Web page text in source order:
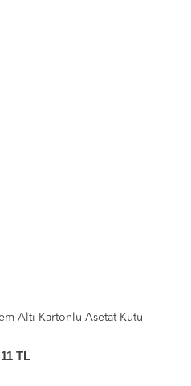
Altı Kartonlu Asetat Kutu
11TL